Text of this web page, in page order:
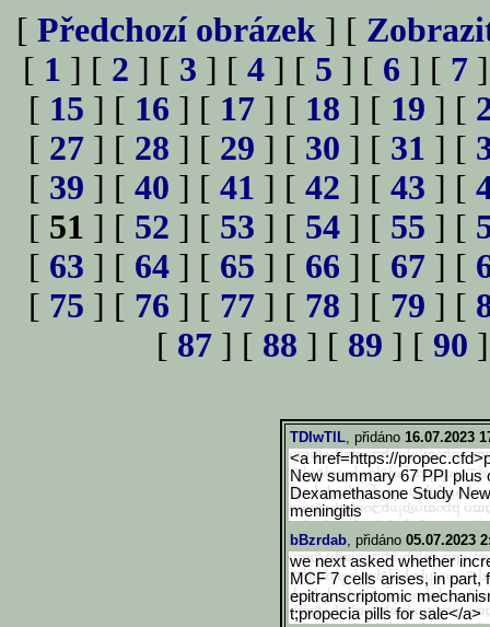
[ Předchozí obrázek ] [
[ 1 ] [ 2 ] [ 3 ] [ 4 ] [ 5 ] [ 6 ] [ 7
[ 15 ] [ 16 ] [ 17 ] [ 18 ] [ 19 ] [
[ 27 ] [ 28 ] [ 29 ] [ 30 ] [ 31 ] [
[ 39 ] [ 40 ] [ 41 ] [ 42 ] [ 43 ] [
[ 51 ] [ 52 ] [ 53 ] [ 54 ] [ 55 ] [
[ 63 ] [ 64 ] [ 65 ] [ 66 ] [ 67 ] [
[ 75 ] [ 76 ] [ 77 ] [ 78 ] [ 79 ] [
[ 87 ] [ 88 ] [ 89 ] [ 90
TDIwTlL, přidáno 16.07.2023
<a href=https://
New summary 67 PPI plus
Dexamethasone Study
meningitis
bBzrdab, přidáno 05.07.2023
we next asked whether
MCF 7 cells arises, in part,
epitranscriptomic
t;propecia pills for sale</a>